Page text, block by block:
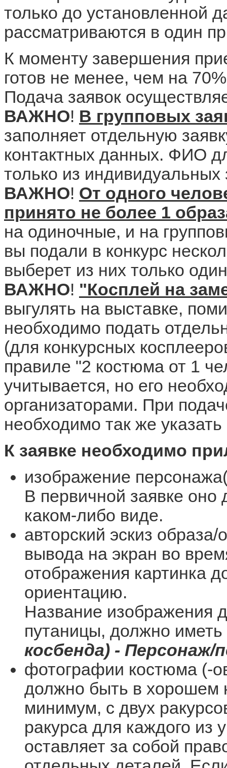
только до установленной
рассматриваются в один
К моменту завершения
готов не менее, чем на
Подача заявок
ВАЖНО! В групповых
заполняет отдельную
контактных данных. ФИО
только из индивидуальных
ВАЖНО! От одного
принято не более 1
на одиночные, и на
вы подали в конкурс
выберет из них только
ВАЖНО! "Косплей на
выгулять на выставке,
необходимо подать
(для конкурсных
правиле "2 костюма от 1
учитывается, но его
организаторами. При
необходимо так же
К заявке необходимо
изображение
В первичной заявке оно
каком-либо виде.
авторский эскиз
вывода на экран во
отображения картинка
ориентацию.
Название изображения
путаницы, должно
косбенда) - Персонаж/
фотографии костюма (-
должно быть в хорошем
минимум, с двух
ракурса для каждого из
оставляет за собой